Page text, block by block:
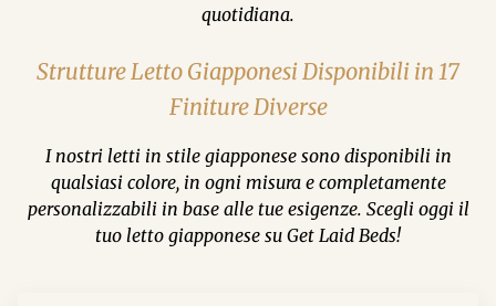
quotidiana.
Strutture Letto Giapponesi Disponibili in 17
Finiture Diverse
I nostri letti in stile giapponese sono disponibili in
qualsiasi colore, in ogni misura e completamente
personalizzabili in base alle tue esigenze. Scegli oggi il
tuo letto giapponese su Get Laid Beds!